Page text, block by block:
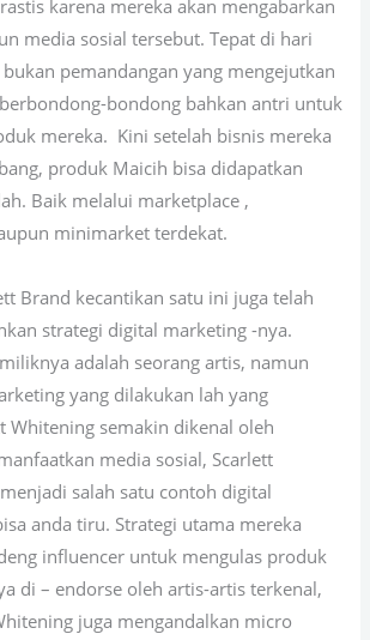
karena mereka akan mengabarkan
media sosial tersebut. Tepat di hari
pemandangan yang mengejutkan
bondong bahkan antri untuk
mereka. Kini setelah bisnis mereka
produk Maicih bisa didapatkan
Baik melalui marketplace ,
minimarket terdekat.
Brand kecantikan satu ini juga telah
strategi digital marketing -nya.
adalah seorang artis, namun
yang dilakukan lah yang
Whitening semakin dikenal oleh
media sosial, Scarlett
salah satu contoh digital
anda tiru. Strategi utama mereka
influencer untuk mengulas produk
di – endorse oleh artis-artis terkenal,
juga mengandalkan micro